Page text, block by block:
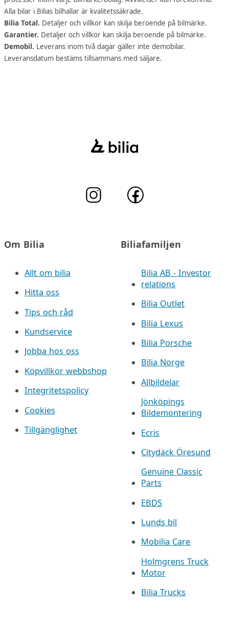
Alla bilar i Bilias bilhallar är kvalitetssäkrade.
Bilia Total. Detaljer och villkor kan skilja beroende på bilmärke.
Garantier. Detaljer och villkor kan skilja beroende på bilmärke.
Demobil. Leverans inom två dagar gäller inte demobilar.
Leveransdatum bestäms tillsammans med säljare.
Om Bilia
Allt om bilia
Hitta oss
Tips och råd
Kundservice
Jobba hos oss
Köpvillkor webbshop
Integritetspolicy
Cookies
Tillgänglighet
Biliafamiljen
Bilia AB - Investor
relations
Bilia Outlet
Bilia Lexus
Bilia Porsche
Bilia Norge
Allbildelar
Jönköpings
Bildemontering
Ecris
Citydäck Öresund
Genuine Classic
Parts
EBDS
Lunds bil
Mobilia Care
Holmgrens Truck
Motor
Bilia Trucks